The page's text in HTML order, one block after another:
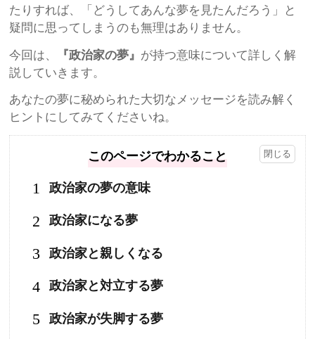
たりすれば、「どうしてあんな夢を見たんだろう」と
疑問に思ってしまうのも無理はありません。
今回は、 『政治家の夢』 が持つ意味について詳しく解
説していきます。
あなたの夢に秘められた大切なメッセージを読み解く
ヒントにしてみてくださいね。
このページでわかること
1 政治家の夢の意味
2 政治家になる夢
3 政治家と親しくなる
4 政治家と対立する夢
5 政治家が失脚する夢